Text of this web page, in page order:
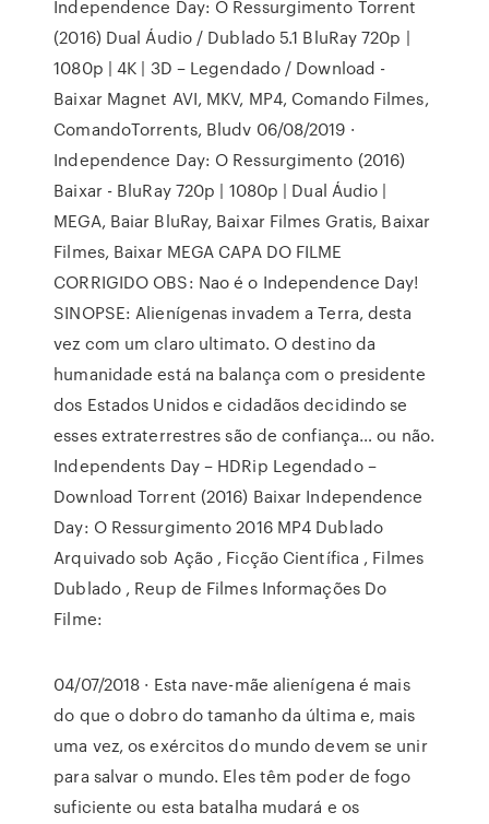
Independence Day: O Ressurgimento Torrent
(2016) Dual Áudio / Dublado 5.1 BluRay 720p |
1080p | 4K | 3D – Legendado / Download -
Baixar Magnet AVI, MKV, MP4, Comando Filmes,
ComandoTorrents, Bludv 06/08/2019 ·
Independence Day: O Ressurgimento (2016)
Baixar - BluRay 720p | 1080p | Dual Áudio |
MEGA, Baiar BluRay, Baixar Filmes Gratis, Baixar
Filmes, Baixar MEGA CAPA DO FILME
CORRIGIDO OBS: Nao é o Independence Day!
SINOPSE: Alienígenas invadem a Terra, desta
vez com um claro ultimato. O destino da
humanidade está na balança com o presidente
dos Estados Unidos e cidadãos decidindo se
esses extraterrestres são de confiança… ou não.
Independents Day – HDRip Legendado –
Download Torrent (2016) Baixar Independence
Day: O Ressurgimento 2016 MP4 Dublado
Arquivado sob Ação , Ficção Científica , Filmes
Dublado , Reup de Filmes Informações Do
Filme:
04/07/2018 · Esta nave-mãe alienígena é mais
do que o dobro do tamanho da última e, mais
uma vez, os exércitos do mundo devem se unir
para salvar o mundo. Eles têm poder de fogo
suficiente ou esta batalha mudará e os